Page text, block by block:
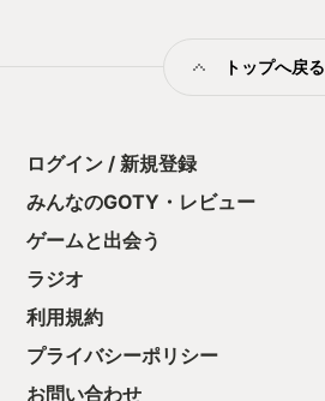
トップへ戻る
ログイン / 新規登録
みんなのGOTY・レビュー
ゲームと出会う
ラジオ
利用規約
プライバシーポリシー
お問い合わせ